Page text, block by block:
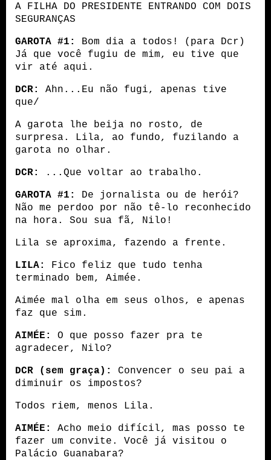
A FILHA DO PRESIDENTE ENTRANDO COM DOIS
SEGURANÇAS
GAROTA #1:
Bom dia a todos! (para Dcr)
Já que você fugiu de mim, eu tive que
vir até aqui.
DCR:
Ahn...Eu não fugi, apenas tive
que/
A garota lhe beija no rosto, de
surpresa. Lila, ao fundo, fuzilando a
garota no olhar.
DCR: ...Que voltar ao trabalho.
GAROTA #1:
De jornalista ou de herói?
Não me perdoo por não tê-lo reconhecido
na hora. Sou sua fã, Nilo!
Lila se aproxima, fazendo a frente.
LILA:
Fico feliz que tudo tenha
terminado bem, Aimée.
Aimée mal olha em seus olhos, e apenas
faz que sim.
AIMÉE:
O que posso fazer pra te
agradecer, Nilo?
DCR (sem graça):
Convencer o seu pai a
diminuir os impostos?
Todos riem, menos Lila.
AIMÉE:
Acho meio difícil, mas posso te
fazer um convite. Você já visitou o
Palácio Guanabara?